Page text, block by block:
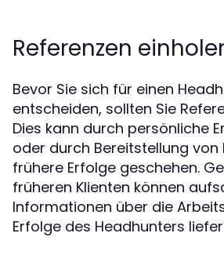
Referenzen
Bevor Sie sich für einen
entscheiden, sollten Sie
Dies kann durch persönliche
oder durch Bereitstellung von
frühere Erfolge geschehen.
früheren Klienten können
Informationen über die
Erfolge des Headhunters